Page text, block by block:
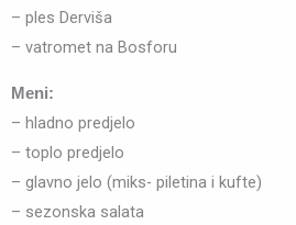
– ples Derviša
– vatromet na Bosforu
Meni:
– hladno predjelo
– toplo predjelo
– glavno jelo (miks- piletina i kufte)
– sezonska salata